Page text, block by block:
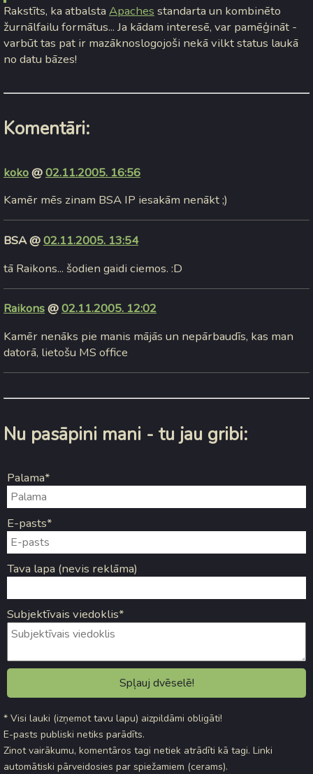
Rakstīts, ka atbalsta Apaches standarta un kombinēto
žurnālfailu formātus... Ja kādam interesē, var pamēģināt -
varbūt tas pat ir mazāknoslogojoši nekā vilkt status laukā
no datu bāzes!
Komentāri:
koko@02.11.2005. 16:56
Kamēr mēs zinam BSA IP iesakām nenākt ;)
BSA @02.11.2005. 13:54
tā Raikons... šodien gaidi ciemos. :D
Raikons@02.11.2005. 12:02
Kamēr nenāks pie manis mājās un nepārbaudīs, kas man
datorā, lietošu MS office
Nu pasāpini mani - tu jau gribi:
Palama*
E-pasts*
Tava lapa (nevis reklāma)
Subjektīvais viedoklis*
* Visi lauki (izņemot tavu lapu) aizpildāmi obligāti!
E-pasts publiski netiks parādīts.
Zinot vairākumu, komentāros tagi netiek atrādīti kā tagi. Linki
automātiski pārveidosies par spiežamiem (cerams).